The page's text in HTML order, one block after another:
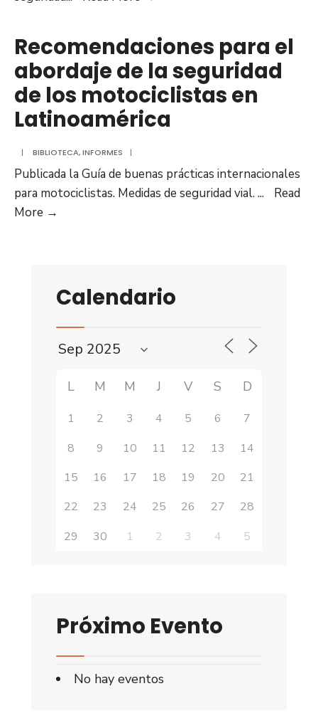
la
Seguridad
Vial
en
la
Región
las
Américas
Recomendaciones para el
abordaje de la seguridad
de los motociclistas en
Latinoamérica
| BIBLIOTECA,INFORMES |
Publicada la Guía de buenas prácticas internacionales
para motociclistas. Medidas de seguridad vial....
Read
More →
de
la
seguridad
de
motociclistas
Latinoamérica
Calendario
L M M J V S D
1 2 3 4 5 6
7
8
9 10 11 12 13
14
15
16 17 18 19 20
21
22
23 24 25 26 27
28
29
30 1 2 3 4 5
Próximo Evento
No hay eventos